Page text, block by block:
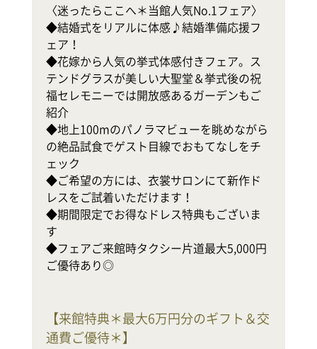
〈迷ったらここへ＊当館人気No.1フェア〉
◆結婚式をリアルに体感♪結婚準備応援フ
ェア！
◆花嫁から人気の挙式体感付きフェア。ス
テンドグラスが美しい大聖堂＆挙式後の祝
福セレモニーでは開放感あるガーデンもご
紹介
◆地上100mのパノラマビューを眺めながら
の絶品試食でゲスト目線でおもてなしをチ
ェック
◆ご希望の方には、衣裳サロンにて新作ド
レスをご試着いただけます！
◆期間限定でお得なドレス特典もございま
す
◆フェアご来館時タクシー片道最大5,000円
ご優待あり◎
【来館特典＊最大6万円分のギフト＆交
通費ご優待＊】